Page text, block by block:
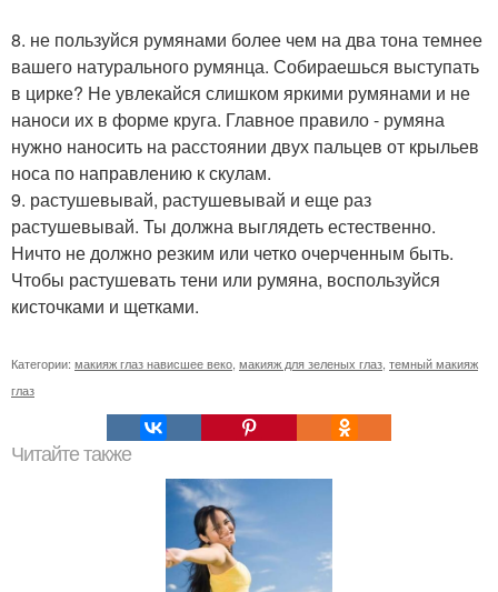
8. не пользуйся румянами более чем на два тона темнее
вашего натурального румянца. Собираешься выступать
в цирке? Не увлекайся слишком яркими румянами и не
наноси их в форме круга. Главное правило - румяна
нужно наносить на расстоянии двух пальцев от крыльев
носа по направлению к скулам.
9. растушевывай, растушевывай и еще раз
растушевывай. Ты должна выглядеть естественно.
Ничто не должно резким или четко очерченным быть.
Чтобы растушевать тени или румяна, воспользуйся
кисточками и щетками.
Категории: макияж глаз нависшее веко макияж для зеленых глаз темный макияж
глаз
Читайте также